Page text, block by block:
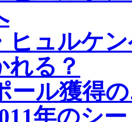
ヒュルケ
れる？
ール獲得
年のシ